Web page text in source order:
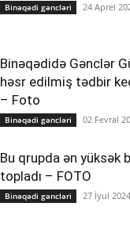
Binəqədi gəncləri 24 Aprel
Binəqədidə Gənclər
həsr edilmiş tədbir
– Foto
Binəqədi gəncləri 02 Fevral
Bu qrupda ən yüksək
topladı – FOTO
Binəqədi gəncləri 27 İyul 2024